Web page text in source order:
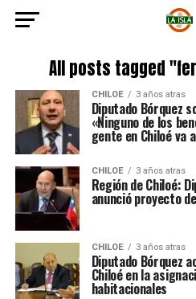
All posts tagged
CHILOE 3 años atras
Diputado Bórquez
«Ninguno de los
gente en Chiloé va
CHILOE 3 años atras
Región de Chiloé:
anunció proyecto
CHILOE 3 años atras
Diputado Bórquez
Chiloé en la
habitacionales